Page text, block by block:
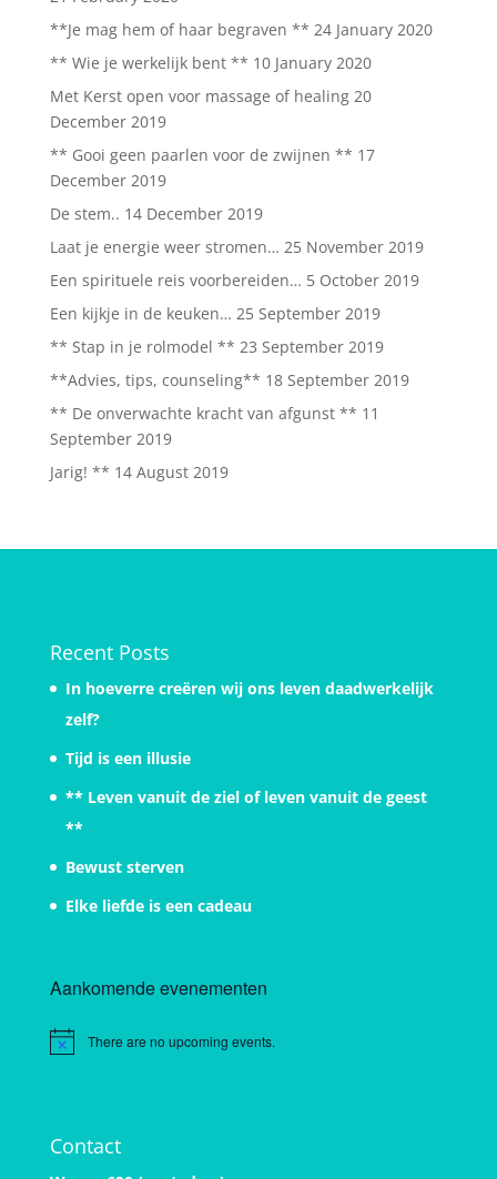
**Je mag hem of haar begraven ** 24 January 2020
** Wie je werkelijk bent ** 10 January 2020
Met Kerst open voor massage of healing 20
December 2019
** Gooi geen paarlen voor de zwijnen ** 17
December 2019
De stem.. 14 December 2019
Laat je energie weer stromen… 25 November 2019
Een spirituele reis voorbereiden… 5 October 2019
Een kijkje in de keuken… 25 September 2019
** Stap in je rolmodel ** 23 September 2019
**Advies, tips, counseling** 18 September 2019
** De onverwachte kracht van afgunst ** 11
September 2019
Jarig! ** 14 August 2019
Recent Posts
In hoeverre creëren wij ons leven daadwerkelijk
zelf?
Tijd is een illusie
** Leven vanuit de ziel of leven vanuit de geest
**
Bewust sterven
Elke liefde is een cadeau
Aankomende evenementen
Notice There are no upcoming events.
Contact